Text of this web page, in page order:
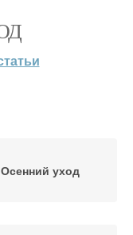
Осенний уход